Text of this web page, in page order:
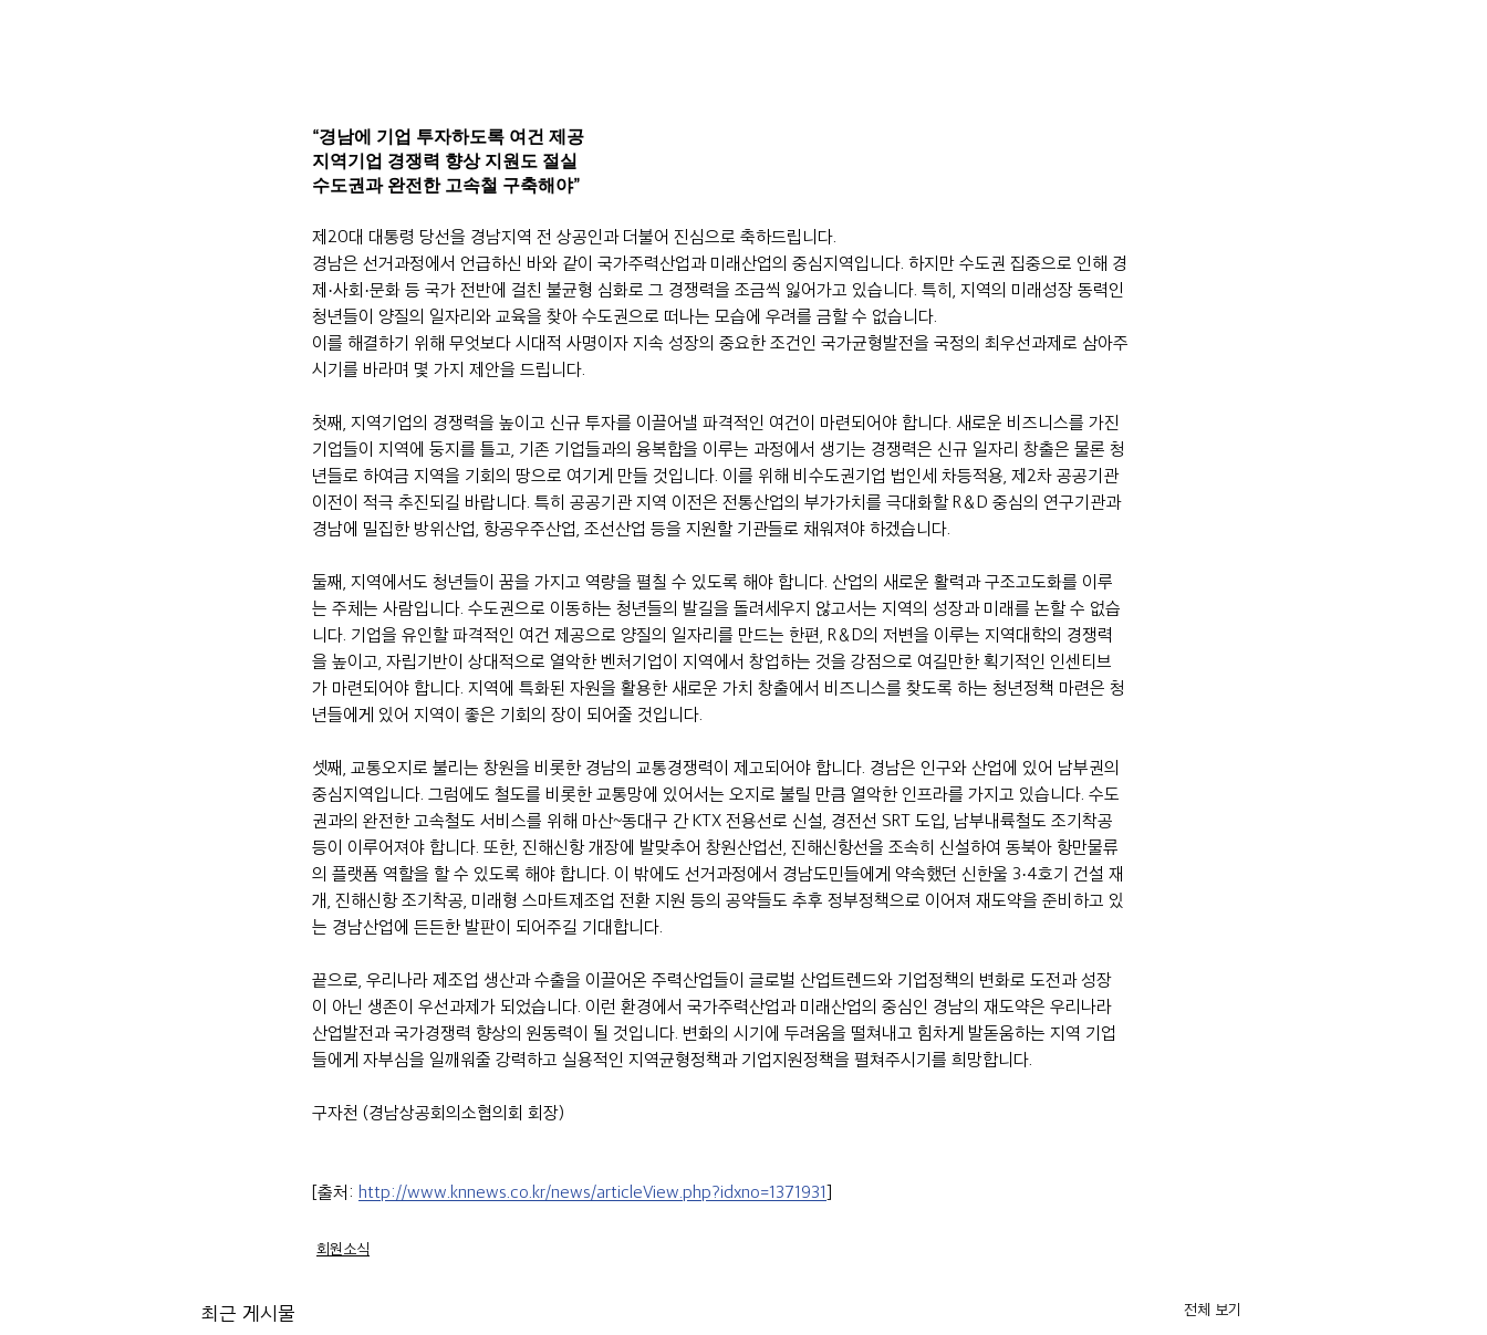
“경남에 기업 투자하도록 여건 제공
지역기업 경쟁력 향상 지원도 절실
수도권과 완전한 고속철 구축해야”
제20대 대통령 당선을 경남지역 전 상공인과 더불어 진심으로 축하드립니다.
경남은 선거과정에서 언급하신 바와 같이 국가주력산업과 미래산업의 중심지역입니다. 하지만 수도권 집중으로 인해 경
제·사회·문화 등 국가 전반에 걸친 불균형 심화로 그 경쟁력을 조금씩 잃어가고 있습니다. 특히, 지역의 미래성장 동력인
청년들이 양질의 일자리와 교육을 찾아 수도권으로 떠나는 모습에 우려를 금할 수 없습니다.
이를 해결하기 위해 무엇보다 시대적 사명이자 지속 성장의 중요한 조건인 국가균형발전을 국정의 최우선과제로 삼아주
시기를 바라며 몇 가지 제안을 드립니다.
첫째, 지역기업의 경쟁력을 높이고 신규 투자를 이끌어낼 파격적인 여건이 마련되어야 합니다. 새로운 비즈니스를 가진
기업들이 지역에 둥지를 틀고, 기존 기업들과의 융복합을 이루는 과정에서 생기는 경쟁력은 신규 일자리 창출은 물론 청
년들로 하여금 지역을 기회의 땅으로 여기게 만들 것입니다. 이를 위해 비수도권기업 법인세 차등적용, 제2차 공공기관
이전이 적극 추진되길 바랍니다. 특히 공공기관 지역 이전은 전통산업의 부가가치를 극대화할 R＆D 중심의 연구기관과
경남에 밀집한 방위산업, 항공우주산업, 조선산업 등을 지원할 기관들로 채워져야 하겠습니다.
둘째, 지역에서도 청년들이 꿈을 가지고 역량을 펼칠 수 있도록 해야 합니다. 산업의 새로운 활력과 구조고도화를 이루
는 주체는 사람입니다. 수도권으로 이동하는 청년들의 발길을 돌려세우지 않고서는 지역의 성장과 미래를 논할 수 없습
니다. 기업을 유인할 파격적인 여건 제공으로 양질의 일자리를 만드는 한편, R＆D의 저변을 이루는 지역대학의 경쟁력
을 높이고, 자립기반이 상대적으로 열악한 벤처기업이 지역에서 창업하는 것을 강점으로 여길만한 획기적인 인센티브
가 마련되어야 합니다. 지역에 특화된 자원을 활용한 새로운 가치 창출에서 비즈니스를 찾도록 하는 청년정책 마련은 청
년들에게 있어 지역이 좋은 기회의 장이 되어줄 것입니다.
셋째, 교통오지로 불리는 창원을 비롯한 경남의 교통경쟁력이 제고되어야 합니다. 경남은 인구와 산업에 있어 남부권의
중심지역입니다. 그럼에도 철도를 비롯한 교통망에 있어서는 오지로 불릴 만큼 열악한 인프라를 가지고 있습니다. 수도
권과의 완전한 고속철도 서비스를 위해 마산~동대구 간 KTX 전용선로 신설, 경전선 SRT 도입, 남부내륙철도 조기착공
등이 이루어져야 합니다. 또한, 진해신항 개장에 발맞추어 창원산업선, 진해신항선을 조속히 신설하여 동북아 항만물류
의 플랫폼 역할을 할 수 있도록 해야 합니다. 이 밖에도 선거과정에서 경남도민들에게 약속했던 신한울 3·4호기 건설 재
개, 진해신항 조기착공, 미래형 스마트제조업 전환 지원 등의 공약들도 추후 정부정책으로 이어져 재도약을 준비하고 있
는 경남산업에 든든한 발판이 되어주길 기대합니다.
끝으로, 우리나라 제조업 생산과 수출을 이끌어온 주력산업들이 글로벌 산업트렌드와 기업정책의 변화로 도전과 성장
이 아닌 생존이 우선과제가 되었습니다. 이런 환경에서 국가주력산업과 미래산업의 중심인 경남의 재도약은 우리나라
산업발전과 국가경쟁력 향상의 원동력이 될 것입니다. 변화의 시기에 두려움을 떨쳐내고 힘차게 발돋움하는 지역 기업
들에게 자부심을 일깨워줄 강력하고 실용적인 지역균형정책과 기업지원정책을 펼쳐주시기를 희망합니다.
구자천 (경남상공회의소협의회 회장)
[출처: http://www.knnews.co.kr/news/articleView.php?idxno=1371931]
회원소식
최근 게시물 전체 보기